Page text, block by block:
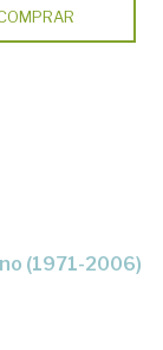
(1971-2006)